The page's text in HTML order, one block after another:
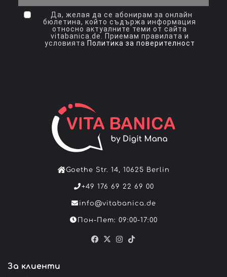
Да, желая да се абонирам за онлайн
бюлетина, който съдържа информация
относно актуалните теми от сайта
vitabanica.de. Приемам правилата и
условията Политика за поверителност
Goethe Str. 14, 10625 Berlin
+49 176 69 22 69 00
info@vitabanica.de
Пон-Пет: 09:00-17:00
Facebook
X Instagram
За клиенти